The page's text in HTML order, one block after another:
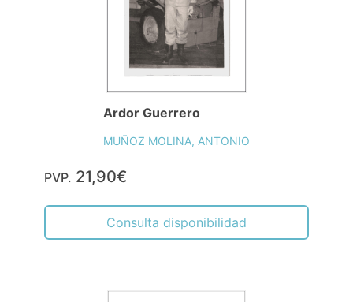
Ardor Guerrero
MUÑOZ MOLINA, ANTONIO
PVP. 21,90€
Consulta disponibilidad